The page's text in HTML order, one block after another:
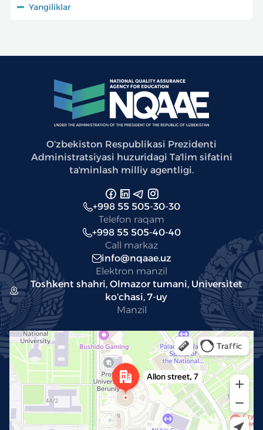
Yangiliklar
Oʻzbekiston Respublikasi Prezidenti
Administratsiyasi huzuridagi Taʼlim sifatini
taʼminlash milliy agentligi.
+998 55 505-30-30
Telefon raqam
+998 55 505-40-40
Call markaz
info@nqaae.uz
Elektron manzil
Toshkent shahri, Olmazor tumani, Universitet
koʻchasi, 7-uy
Manzil